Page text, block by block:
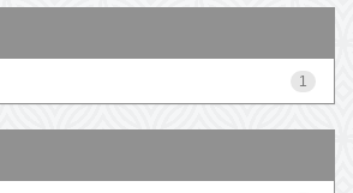
1